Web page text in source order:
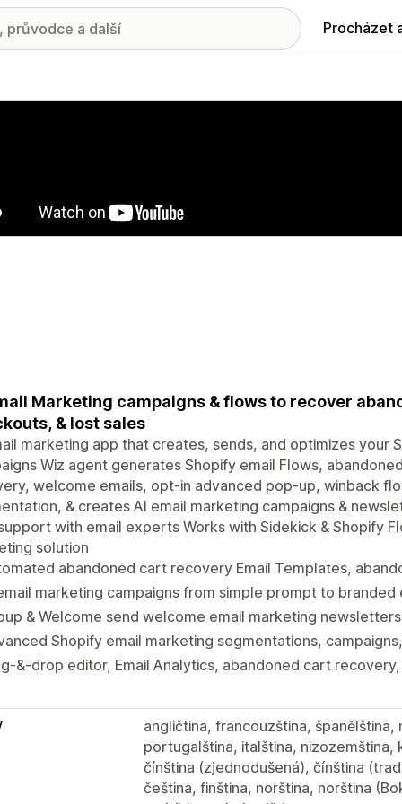
Procházet
Marketing campaigns & flows to recover
& lost sales
marketing app that creates, sends, and optimizes your
Wiz agent generates Shopify email Flows,
welcome emails, opt-in advanced pop-up, winback
& creates AI email marketing campaigns &
with email experts Works with Sidekick & Shopify
solution
abandoned cart recovery Email Templates,
marketing campaigns from simple prompt to branded
& Welcome send welcome email marketing
Shopify email marketing segmentations,
&-drop editor, Email Analytics, abandoned cart
angličtina, francouzština,
portugalština, italština, nizozemština,
čínština (zjednodušená), čínština
čeština, finština, norština, norština